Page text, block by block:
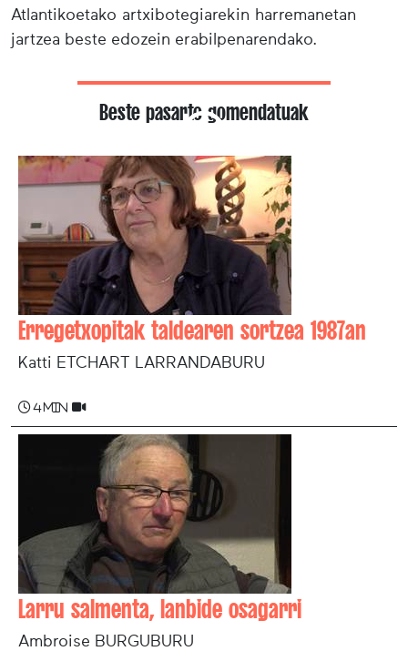
Atlantikoetako artxibotegiarekin harremanetan
jartzea beste edozein erabilpenarendako.
Beste pasarte gomendatuak
Erregetxopitak taldearen sortzea 1987an
Katti ETCHART LARRANDABURU
4 min
Larru salmenta, lanbide osagarri
Ambroise BURGUBURU